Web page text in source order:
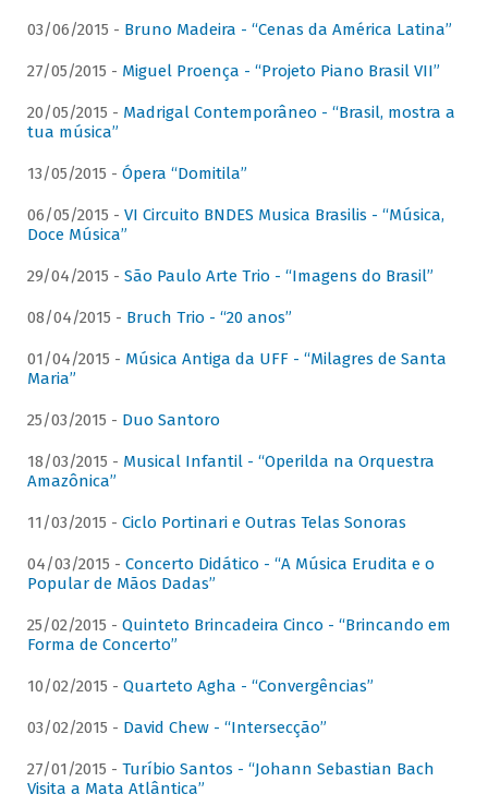
03/06/2015 - Bruno Madeira - “Cenas da América Latina”
27/05/2015 - Miguel Proença - “Projeto Piano Brasil VII”
20/05/2015 - Madrigal Contemporâneo - “Brasil, mostra a
tua música”
13/05/2015 - Ópera “Domitila”
06/05/2015 - VI Circuito BNDES Musica Brasilis - “Música,
Doce Música”
29/04/2015 - São Paulo Arte Trio - “Imagens do Brasil”
08/04/2015 - Bruch Trio - “20 anos”
01/04/2015 - Música Antiga da UFF - “Milagres de Santa
Maria”
25/03/2015 - Duo Santoro
18/03/2015 - Musical Infantil - “Operilda na Orquestra
Amazônica”
11/03/2015 - Ciclo Portinari e Outras Telas Sonoras
04/03/2015 - Concerto Didático - “A Música Erudita e o
Popular de Mãos Dadas”
25/02/2015 - Quinteto Brincadeira Cinco - “Brincando em
Forma de Concerto”
10/02/2015 - Quarteto Agha - “Convergências”
03/02/2015 - David Chew - “Intersecção”
27/01/2015 - Turíbio Santos - “Johann Sebastian Bach
Visita a Mata Atlântica”